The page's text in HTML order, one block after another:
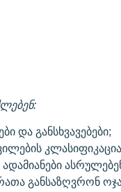
და განსხვავებები;
განსაზღვრონ